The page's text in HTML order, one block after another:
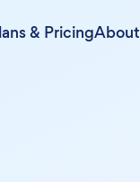
& PricingAbout